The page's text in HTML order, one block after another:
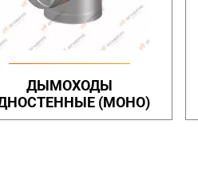
ДЫМОХОДЫ
(МОНО)